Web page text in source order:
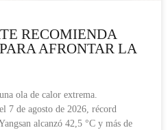
RECOMIENDA
AFRONTAR LA
ola de calor extrema.
7 de agosto de 2026, récord
alcanzó 42,5 °C y más de